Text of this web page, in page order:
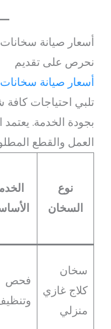
أسعار صيانة سخانات
نحرص على تقديم
أسعار صيانة سخانات
تلبي احتياجات
بجودة الخدمة.
العمل والقطع
نوع
السخان
سخان
كلاج غازي
منزلي
فحص